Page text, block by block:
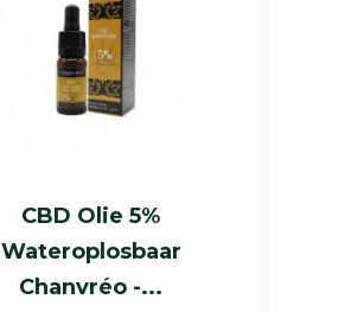
CBD Olie 5%
Wateroplosbaar
Chanvréo -...